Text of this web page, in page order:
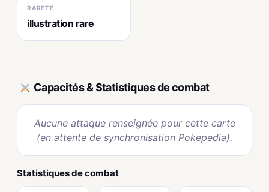
RARETÉ
illustration rare
Capacités & Statistiques de combat
Aucune attaque renseignée pour cette carte
(en attente de synchronisation Pokepedia).
Statistiques de combat